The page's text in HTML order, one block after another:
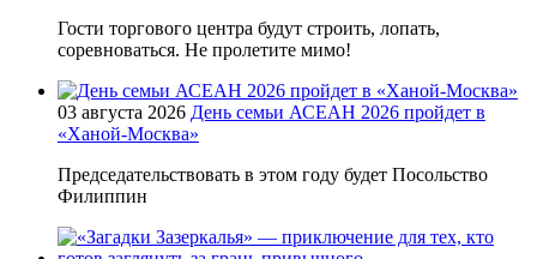
Гости торгового центра будут строить, лопать,
соревноваться. Не пролетите мимо!
03 августа 2026 День семьи АСЕАН 2026 пройдет в
«Ханой-Москва»
Председательствовать в этом году будет Посольство
Филиппин